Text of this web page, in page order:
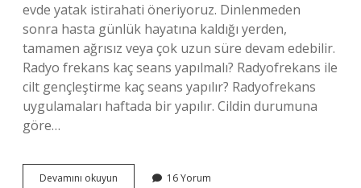
evde yatak istirahati öneriyoruz. Dinlenmeden
sonra hasta günlük hayatına kaldığı yerden,
tamamen ağrısız veya çok uzun süre devam edebilir.
Radyo frekans kaç seans yapılmalı? Radyofrekans ile
cilt gençleştirme kaç seans yapılır? Radyofrekans
uygulamaları haftada bir yapılır. Cildin durumuna
göre…
Devamını okuyun 16 Yorum